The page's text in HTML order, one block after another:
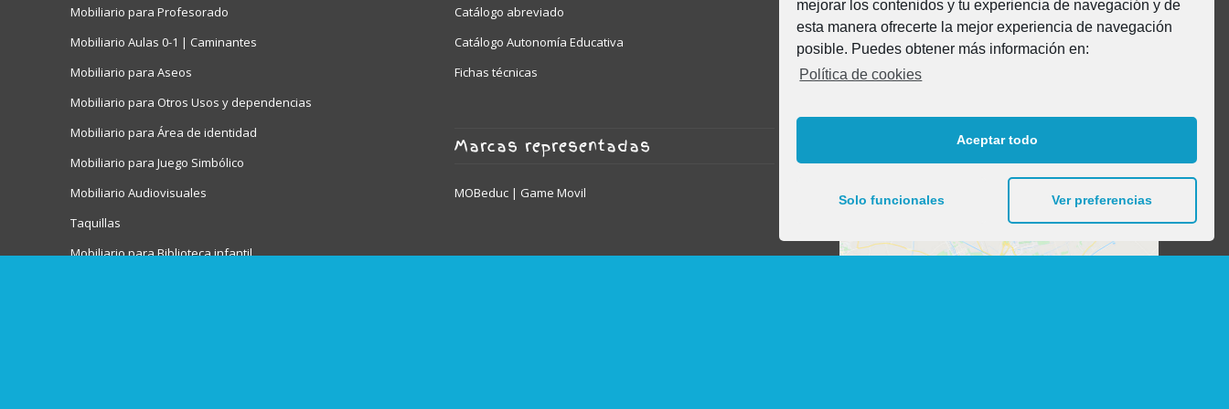
mejorar los contenidos y tu experiencia de navegación y de
esta manera ofrecerte la mejor experiencia de navegación
posible. Puedes obtener más información en:
Política de cookies
Aceptar todo
Solo funcionales Ver preferencias
Mobiliario para Profesorado
Mobiliario Aulas 0-1 | Caminantes
Mobiliario para Aseos
Mobiliario para Otros Usos y dependencias
Mobiliario para Área de identidad
Mobiliario para Juego Simbólico
Mobiliario Audiovisuales
Taquillas
Mobiliario para Biblioteca infantil
Catálogo abreviado
Catálogo Autonomía Educativa
Fichas técnicas
Marcas representadas
MOBeduc | Game Movil
Vía Romana, s/n
31520 Cascante (Navarra)
-SPAIN-
Tel. + 34 948 850 384